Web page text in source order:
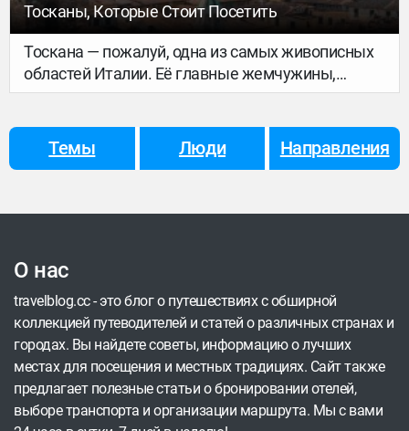
Тосканы, Которые Стоит Посетить
Тоскана — пожалуй, одна из самых живописных
областей Италии. Её главные жемчужины,
Флоренция и Пиза, хорошо известны туристам.
местах — хотя и не менее интересных. Это
маленькие старинные городки, большинство из
Темы Люди Направления
О нас
travelblog.cc - это блог о путешествиях с обширной
коллекцией путеводителей и статей о различных странах и
городах. Вы найдете советы, информацию о лучших
местах для посещения и местных традициях. Сайт также
предлагает полезные статьи о бронировании отелей,
выборе транспорта и организации маршрута. Мы с вами